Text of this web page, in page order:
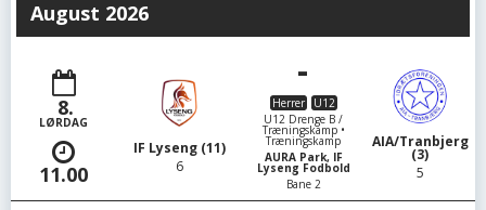
August 2026
8.
LØRDAG
11.00
IF Lyseng (11)
6
-
Herrer
U12
U12 Drenge B /
Træningskamp •
Træningskamp
AURA Park, IF
Lyseng Fodbold
Bane 2
AIA/Tranbjerg
(3)
5